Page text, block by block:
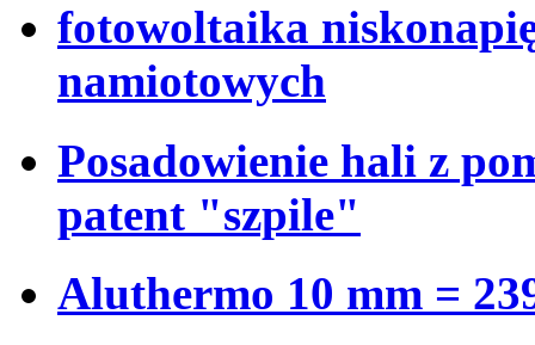
fotowoltaika
namiotowych
Posadowienie hali z
patent "szpile"
Aluthermo 10 mm =